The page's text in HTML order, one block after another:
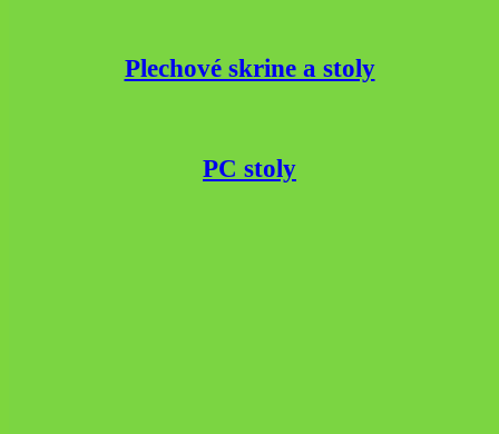
Plechové skrine a stoly
PC stoly